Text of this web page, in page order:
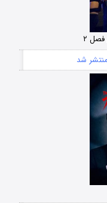
۲
منتشر شد